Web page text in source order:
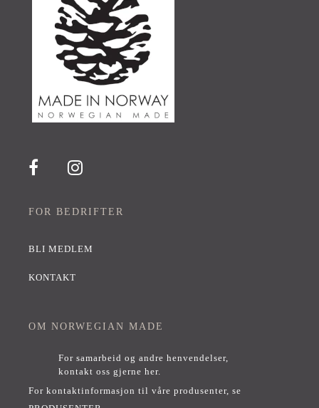
FOR BEDRIFTER
BLI MEDLEM
KONTAKT
OM NORWEGIAN MADE
For samarbeid og andre henvendelser,
kontakt oss gjerne her.
For kontaktinformasjon til våre produsenter, se